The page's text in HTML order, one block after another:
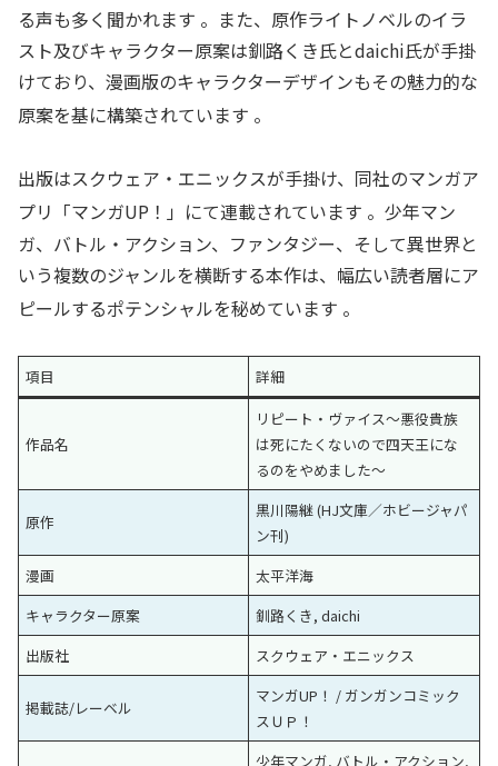
る声も多く聞かれます 。また、原作ライトノベルのイラ
スト及びキャラクター原案は釧路くき氏とdaichi氏が手掛
けており、漫画版のキャラクターデザインもその魅力的な
原案を基に構築されています 。
出版はスクウェア・エニックスが手掛け、同社のマンガア
プリ「マンガUP！」にて連載されています 。少年マン
ガ、バトル・アクション、ファンタジー、そして異世界と
いう複数のジャンルを横断する本作は、幅広い読者層にア
ピールするポテンシャルを秘めています 。
項目 詳細
作品名
リピート・ヴァイス～悪役貴族
は死にたくないので四天王にな
るのをやめました～
原作
黒川陽継 (HJ文庫／ホビージャパ
ン刊)
漫画
太平洋海
キャラクター原案
釧路くき, daichi
出版社
スクウェア・エニックス
掲載誌/レーベル
マンガUP！ / ガンガンコミック
スＵＰ！
少年マンガ, バトル・アクション,